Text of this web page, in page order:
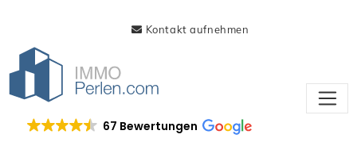
Kontakt aufnehmen
67 Bewertungen